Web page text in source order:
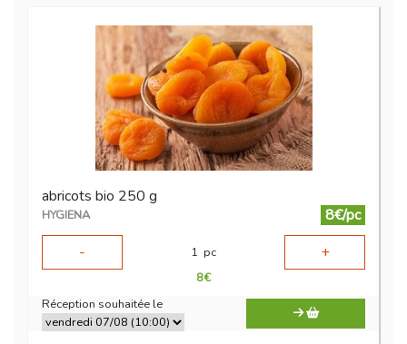
abricots bio 250 g
HYGIENA
8€/pc
-
1 pc +
8€
Réception souhaitée le